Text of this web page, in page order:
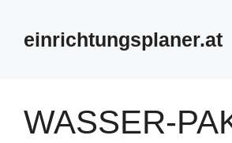
springeneinrichtungsplaner.at
WASSER-